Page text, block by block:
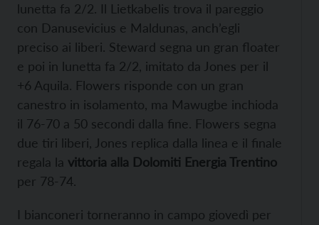
lunetta fa 2/2. Il Lietkabelis trova il pareggio
con Danusevicius e Maldunas, anch’egli
preciso ai liberi. Steward segna un gran floater
e poi in lunetta fa 2/2, imitato da Jones per il
+6 Aquila. Flowers risponde con un gran
canestro in isolamento, ma Mawugbe inchioda
il 76-70 a 50 secondi dalla fine. Flowers segna
due tiri liberi, Jones replica dalla linea e il finale
regala la vittoria alla Dolomiti Energia Trentino
per 78-74.
I bianconeri torneranno in campo giovedì per